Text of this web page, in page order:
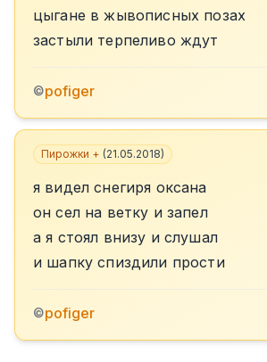
цыгане в жывописных позах
застыли терпеливо ждут
©pofiger
Пирожки + (21.05.2018)
я видел снегиря оксана
он сел на ветку и запел
а я стоял внизу и слушал
и шапку спиздили прости
©pofiger